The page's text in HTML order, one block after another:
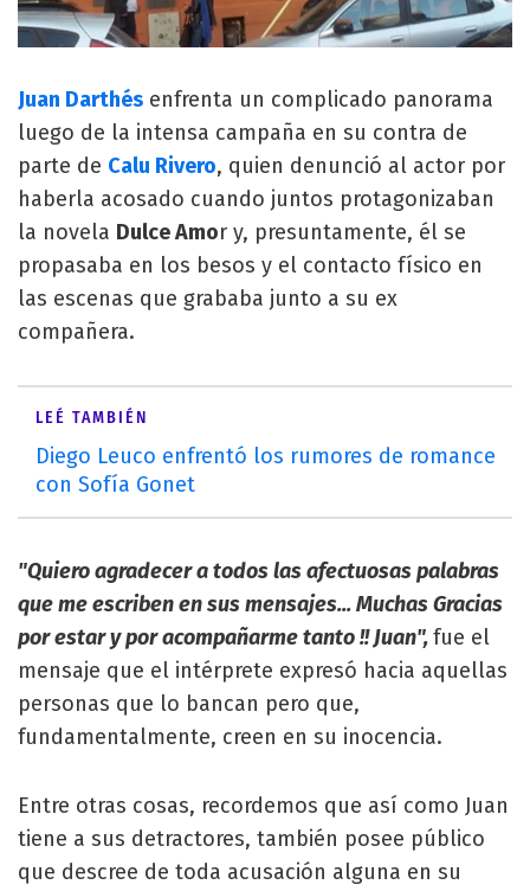
Juan Darthés enfrenta un complicado panorama
luego de la intensa campaña en su contra de
parte de Calu Rivero, quien denunció al actor por
haberla acosado cuando juntos protagonizaban
la novela Dulce Amor y, presuntamente, él se
propasaba en los besos y el contacto físico en
las escenas que grababa junto a su ex
compañera.
LEÉ TAMBIÉN
Diego Leuco enfrentó los rumores de romance
con Sofía Gonet
"Quiero agradecer a todos las afectuosas palabras
que me escriben en sus mensajes... Muchas Gracias
por estar y por acompañarme tanto !! Juan",fue el
mensaje que el intérprete expresó hacia aquellas
personas que lo bancan pero que,
fundamentalmente, creen en su inocencia.
Entre otras cosas, recordemos que así como Juan
tiene a sus detractores, también posee público
que descree de toda acusación alguna en su